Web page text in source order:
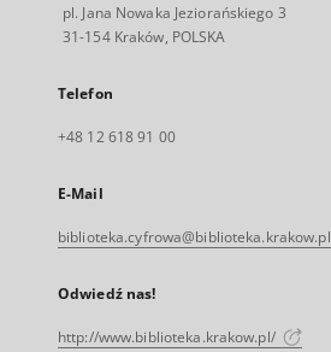
pl. Jana Nowaka Jeziorańskiego 3
31-154 Kraków, POLSKA
Telefon
+48 12 618 91 00
E-Mail
biblioteka.cyfrowa@biblioteka.krakow.pl
Odwiedź nas!
http://www.biblioteka.krakow.pl/